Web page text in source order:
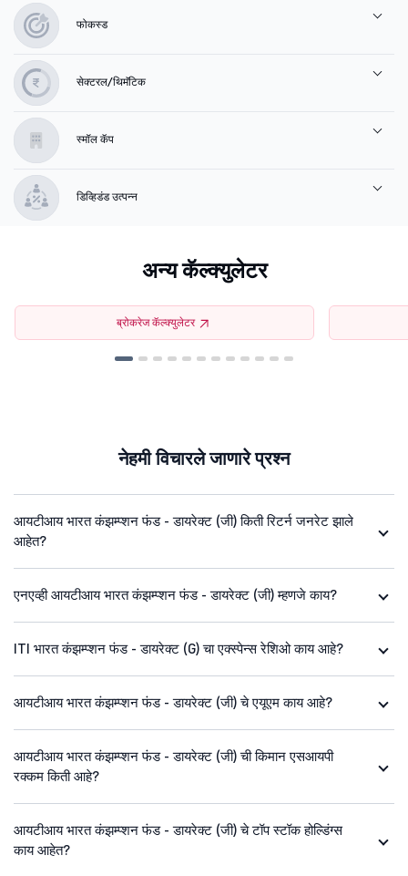
फोकस्ड
सेक्टरल/थिमॅटिक
स्मॉल कॅप
डिव्हिडंड उत्पन्न
अन्य कॅल्क्युलेटर
ब्रोकरेज कॅल्क्युलेटर
नेहमी विचारले जाणारे प्रश्न
आयटीआय भारत कंझम्प्शन फंड - डायरेक्ट (जी) किती रिटर्न जनरेट झाले
आहेत?
एनएव्ही आयटीआय भारत कंझम्प्शन फंड - डायरेक्ट (जी) म्हणजे काय?
ITI भारत कंझम्प्शन फंड - डायरेक्ट (G) चा एक्स्पेन्स रेशिओ काय आहे?
आयटीआय भारत कंझम्प्शन फंड - डायरेक्ट (जी) चे एयूएम काय आहे?
आयटीआय भारत कंझम्प्शन फंड - डायरेक्ट (जी) ची किमान एसआयपी
रक्कम किती आहे?
आयटीआय भारत कंझम्प्शन फंड - डायरेक्ट (जी) चे टॉप स्टॉक होल्डिंग्स
काय आहेत?